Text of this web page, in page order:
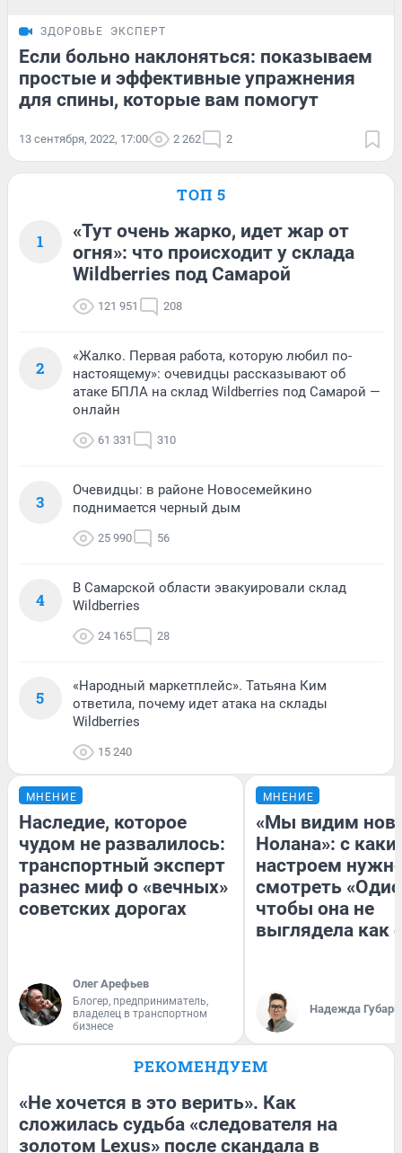
ЗДОРОВЬЕ ЭКСПЕРТ
Если больно наклоняться: показываем
простые и эффективные упражнения
для спины, которые вам помогут
13 сентября, 2022, 17:00 2 262 2
ТОП 5
1
«Тут очень жарко, идет жар от
огня»: что происходит у склада
Wildberries под Самарой
121 951 208
2
«Жалко. Первая работа, которую любил по-
настоящему»: очевидцы рассказывают об
атаке БПЛА на склад Wildberries под Самарой —
онлайн
61 331 310
3
Очевидцы: в районе Новосемейкино
поднимается черный дым
25 990 56
4
В Самарской области эвакуировали склад
Wildberries
24 165 28
5
«Народный маркетплейс». Татьяна Ким
ответила, почему идет атака на склады
Wildberries
15 240
МНЕНИЕ
Наследие, которое
чудом не развалилось:
транспортный эксперт
разнес миф о «вечных»
советских дорогах
Олег Арефьев
Блогер, предприниматель,
владелец в транспортном
бизнесе
МНЕНИЕ
«Мы видим
Нолана»: с
настроем
смотреть
чтобы она не
выглядела как
Надежда Губарь
РЕКОМЕНДУЕМ
«Не хочется в это верить». Как
сложилась судьба «следователя на
золотом Lexus» после скандала в